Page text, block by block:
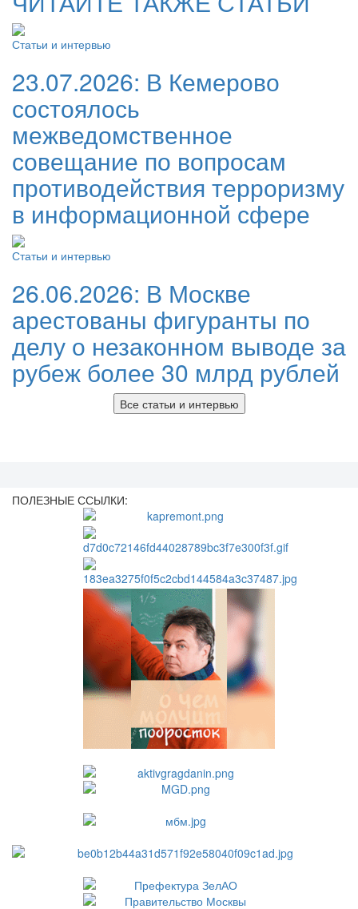
Статьи и интервью
23.07.2026: В Кемерово
состоялось
межведомственное
совещание по вопросам
противодействия терроризму
в информационной сфере
Статьи и интервью
26.06.2026: В Москве
арестованы фигуранты по
делу о незаконном выводе за
рубеж более 30 млрд рублей
Все статьи и интервью
ПОЛЕЗНЫЕ ССЫЛКИ: